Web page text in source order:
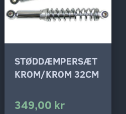
STØDDÆMPERSÆT
KROM/KROM 32CM
349,00 kr